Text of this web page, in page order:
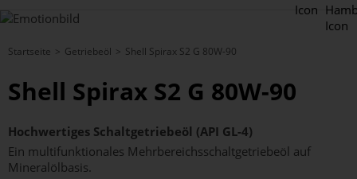
Startseite Getriebeöl Shell Spirax S2 G 80W-90
Shell Spirax S2 G 80W-90
Hochwertiges Schaltgetriebeöl (API GL-4)
Ein multifunktionales Mehrbereichsschaltgetriebeöl auf
Mineralölbasis.